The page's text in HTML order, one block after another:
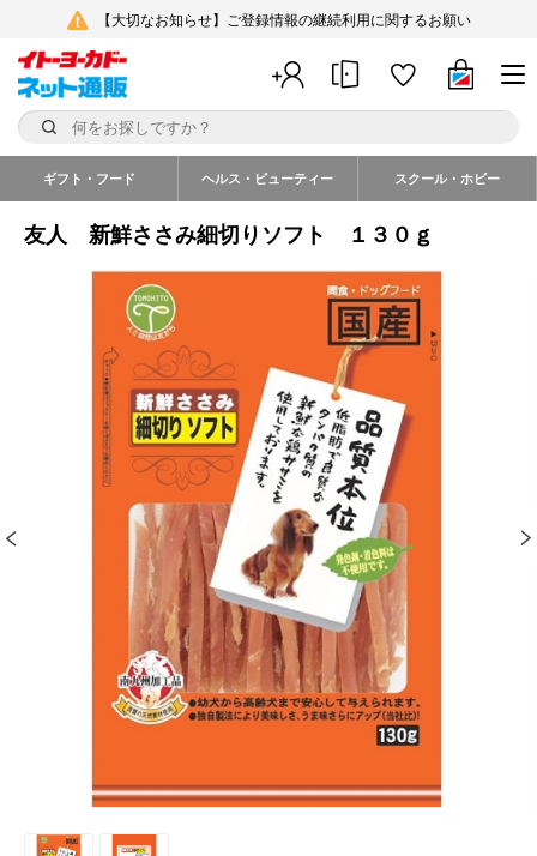
【大切なお知らせ】ご登録情報の継続利用に関するお願い
ギフト・フード ヘルス・ビューティー スクール・ホビー
友人 新鮮ささみ細切りソフト １３０ｇ